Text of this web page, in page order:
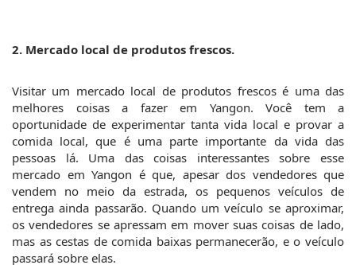
2. Mercado local de produtos frescos.
Visitar um mercado local de produtos frescos é uma das
melhores coisas a fazer em Yangon. Você tem a
oportunidade de experimentar tanta vida local e provar a
comida local, que é uma parte importante da vida das
pessoas lá. Uma das coisas interessantes sobre esse
mercado em Yangon é que, apesar dos vendedores que
vendem no meio da estrada, os pequenos veículos de
entrega ainda passarão. Quando um veículo se aproximar,
os vendedores se apressam em mover suas coisas de lado,
mas as cestas de comida baixas permanecerão, e o veículo
passará sobre elas.